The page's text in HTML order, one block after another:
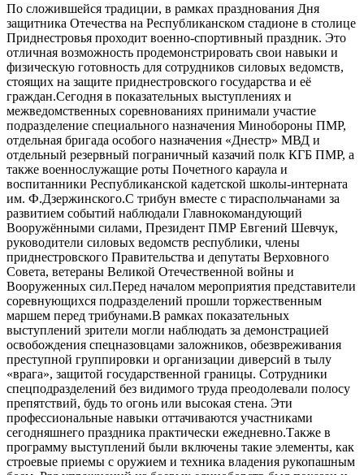
По сложившейся традиции, в рамках празднования Дня
защитника Отечества на Республиканском стадионе в столице
Приднестровья проходит военно-спортивный праздник. Это
отличная возможность продемонстрировать свои навыки и
физическую готовность для сотрудников силовых ведомств,
стоящих на защите приднестровского государства и её
граждан.Сегодня в показательных выступлениях и
межведомственных соревнованиях принимали участие
подразделение специального назначения Минобороны ПМР,
отдельная бригада особого назначения «Днестр» МВД и
отдельный резервный пограничный казачий полк КГБ ПМР, а
также военнослужащие роты Почетного караула и
воспитанники Республиканской кадетской школы-интерната
им. Ф.Дзержинского.С трибун вместе с тираспольчанами за
развитием событий наблюдали Главнокомандующий
Вооружёнными силами, Президент ПМР Евгений Шевчук,
руководители силовых ведомств республики, члены
приднестровского Правительства и депутаты Верховного
Совета, ветераны Великой Отечественной войны и
Вооруженных сил.Перед началом мероприятия представители
соревнующихся подразделений прошли торжественным
маршем перед трибунами.В рамках показательных
выступлений зрители могли наблюдать за демонстрацией
освобождения спецназовцами заложников, обезвреживания
преступной группировки и организации диверсий в тылу
«врага», защитой государственной границы. Сотрудники
спецподразделений без видимого труда преодолевали полосу
препятствий, будь то огонь или высокая стена. Эти
профессиональные навыки оттачиваются участниками
сегодняшнего праздника практически ежедневно.Также в
программу выступлений были включены такие элементы, как
строевые приемы с оружием и техника владения рукопашным